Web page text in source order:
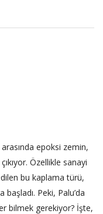
epoksi zemin,
Özellikle sanayi
bu kaplama türü,
Peki, Palu’da
bilmek gerekiyor? İşte,